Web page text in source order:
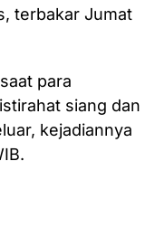
terbakar Jumat
para
siang dan
kejadiannya